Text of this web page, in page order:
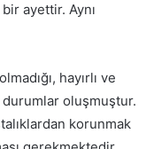
ayettir. Aynı
hayırlı ve
oluşmuştur.
korunmak